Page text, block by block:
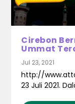
Cirebon
Ummat
Jul 23, 2021
http://
23 Juli 2021.